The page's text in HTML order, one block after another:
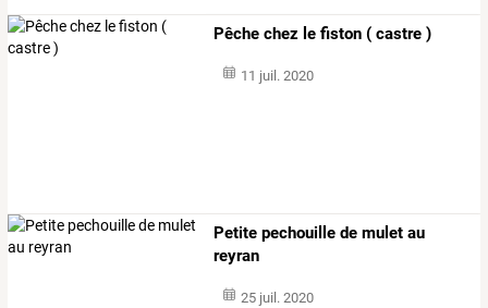
Pêche chez le fiston ( castre )
11 juil. 2020
Petite pechouille de mulet au
reyran
25 juil. 2020